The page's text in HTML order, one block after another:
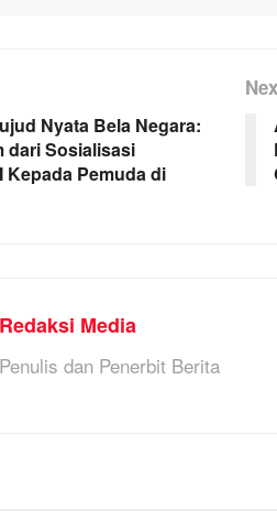
Nyata Bela Negara:
dari Sosialisasi
Kepada Pemuda di
Redaksi Media
Penulis dan Penerbit Berita